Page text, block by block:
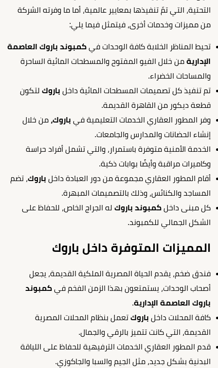
التحتية، التي تمّ تنفيذها بمعايير عالمية، أما ما وفرته الشركة
من مميزات وخدمات أخرى، فيتمثل فيما يلي:
تحيط المناظر الخلابة كافة الوحدات في كمبوند باروك العاصمة
الإدارية من خلال الفيو المفتوح والمسطحات المائية الساحرة
والمساحات الخضراء.
تم تنفيذ كل تصميمات المسطحات المائية داخل باروك لتكون
قطعة ديكور من القاهرة القديمة.
وفر المطور العقاري الخدمات التعليمية في باروك، من خلال
إنشاء الحضانات والمدارس والجامعات.
الخدمة الأمنية متوفرة باستمرار، والتي تشمل أفراد حراسة
وكاميرات مراقبة وأيضًا بوابات ذكية.
أقام المطور العقاري مجموعة من دور العبادة داخل باروك، تضم
المساجد والكنائس، وذلك بالتصميمات المبهرة.
كل مبنى داخل كمبوند باروك له الجراج الخاص، للحفاظ على
الشكل الجمالي للكمبوند.
المميزات المتوفرة داخل باروك
فندق ضخم، يقدم الحياة المصرية الملكية القديمة، يجعل
أصحاب الوحدات، يستمتعون بهذا الزمن الفخم في كمبوند
باروك العاصمة الإدارية.
كافة المحلات داخل باروك تعمل بنظام المحلات المصرية
القديمة، التي كانت تتميز بالرقي والجمال.
قدم المطور العقاري الخدمات الترفيهية للحفاظ على اللياقة
البدنية بشكل جديد، مثل الجيم والسبا والجاكوزي.